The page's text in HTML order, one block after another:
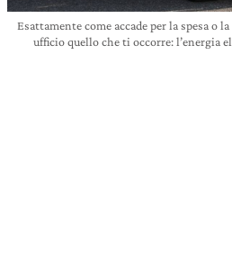
Esattamente come accade per la spesa o
ufficio quello che ti occorre: l’energia